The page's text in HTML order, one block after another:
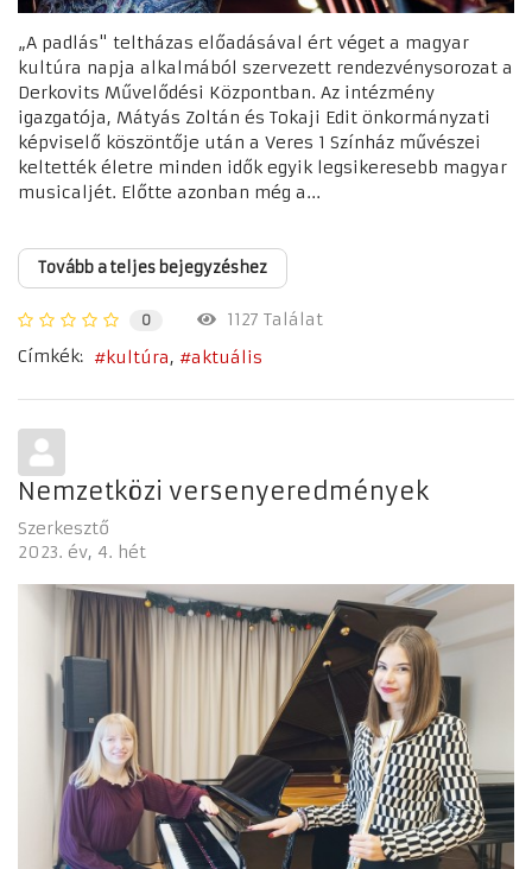
„A padlás" teltházas előadásával ért véget a magyar
kultúra napja alkalmából szervezett rendezvénysorozat a
Derkovits Művelődési Központban. Az intézmény
igazgatója, Mátyás Zoltán és Tokaji Edit önkormányzati
képviselő köszöntője után a Veres 1 Színház művészei
keltették életre minden idők egyik legsikeresebb magyar
musicaljét. Előtte azonban még a...
Tovább a teljes bejegyzéshez
0
1127 Találat
Címkék:
kultúra aktuális
Nemzetközi versenyeredmények
Szerkesztő
2023. év 4. hét